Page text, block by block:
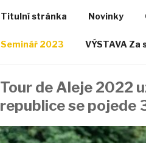
Titulní stránka Novinky
Seminář 2023 VÝSTAVA
Tour de Aleje 2022
republice se pojede